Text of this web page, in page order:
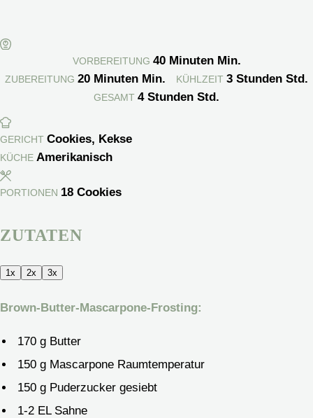
VORBEREITUNG 40Minuten Min.
ZUBEREITUNG20 Minuten Min. KÜHLZEIT 3Stunden Std.
GESAMT 4Stunden Std.
GERICHT Cookies, Kekse
KÜCHE Amerikanisch
PORTIONEN 18 Cookies
ZUTATEN
1x 2x 3x
Brown-Butter-Mascarpone-Frosting:
170 g Butter
150 g Mascarpone Raumtemperatur
150 g Puderzucker gesiebt
1-2 EL Sahne